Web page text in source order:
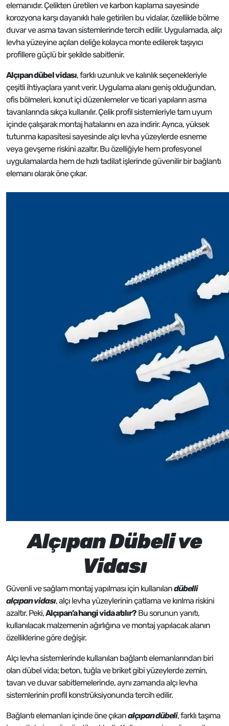
elemanıdır. Çelikten üretilen ve karbon kaplama sayesinde
korozyona karşı dayanıklı hale getirilen bu vidalar, özellikle bölme
duvar ve asma tavan sistemlerinde tercih edilir. Uygulamada, alçı
levha yüzeyine açılan deliğe kolayca monte edilerek taşıyıcı
profillere güçlü bir şekilde sabitlenir.
Alçıpan dübel vidası, farklı uzunluk ve kalınlık seçenekleriyle
çeşitli ihtiyaçlara yanıt verir. Uygulama alanı geniş olduğundan,
ofis bölmeleri, konut içi düzenlemeler ve ticari yapıların asma
tavanlarında sıkça kullanılır. Çelik profil sistemleriyle tam uyum
içinde çalışarak montaj hatalarını en aza indirir. Ayrıca, yüksek
tutunma kapasitesi sayesinde alçı levha yüzeylerde esneme
veya gevşeme riskini azaltır. Bu özelliğiyle hem profesyonel
uygulamalarda hem de hızlı tadilat işlerinde güvenilir bir bağlantı
elemanı olarak öne çıkar.
Alçıpan Dübeli ve
Vidası
Güvenli ve sağlam montaj yapılması için kullanılandübelli
alçıpan vidası, alçı levha yüzeylerinin çatlama ve kırılma riskini
azaltır. Peki,Alçıpan’a hangi vida atılır? Bu sorunun yanıtı,
kullanılacak malzemenin ağırlığına ve montaj yapılacak alanın
özelliklerine göre değişir.
Alçı levha sistemlerinde kullanılan bağlantı elemanlarından biri
olan dübel vida; beton, tuğla ve briket gibi yüzeylerde zemin,
tavan ve duvar sabitlemelerinde, aynı zamanda alçı levha
sistemlerinin profil konstrüksiyonunda tercih edilir.
Bağlantı elemanları içinde öne çıkanalçıpan dübeli, farklı taşıma